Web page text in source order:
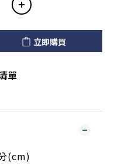
立即購買
單
(cm)